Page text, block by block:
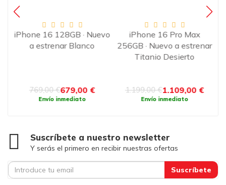
iPhone 16 128GB · Nuevo
a estrenar Blanco
769,00 €679,00 €
Envío inmediato
iPhone 16 Pro Max
256GB · Nuevo a estrenar
Titanio Desierto
1.199,00 €1.109,00 €
Envío inmediato
Suscríbete a nuestro newsletter
Y serás el primero en recibir nuestras ofertas
Suscríbete